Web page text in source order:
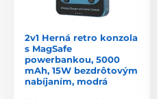
2v1 Herná retro konzola
s MagSafe
powerbankou, 5000
mAh, 15W bezdrôtovým
nabíjaním, modrá